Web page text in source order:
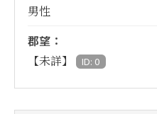
男性
郡望：
【未詳】 ID: 0